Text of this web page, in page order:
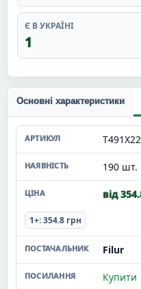
Є В УКРАЇНІ
1
Основні характеристики
190 шт.
від
1+: 354.8 грн
Filur
Купити